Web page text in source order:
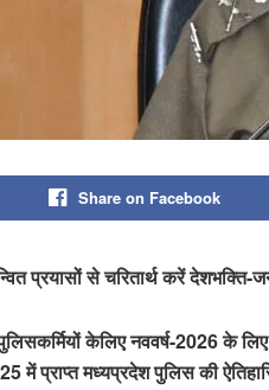
Share on Facebook
प्रयासों से चरितार्थ करें
केलिए नववर्ष-2026 के
में प्राप्‍त मध्यप्रदेश पुलिस की